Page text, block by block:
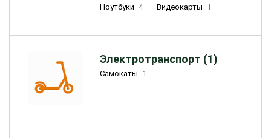
Ноутбуки 4 Видеокарты 1
Электротранспорт (1)
Самокаты 1